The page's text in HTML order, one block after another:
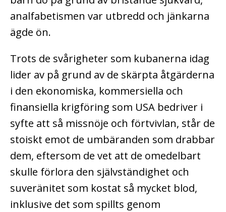
analfabetismen var utbredd och jänkarna
ägde ön.
Trots de svårigheter som kubanerna idag
lider av på grund av de skärpta åtgärderna
i den ekonomiska, kommersiella och
finansiella krigföring som USA bedriver i
syfte att så missnöje och förtvivlan, står de
stoiskt emot de umbäranden som drabbar
dem, eftersom de vet att de omedelbart
skulle förlora den självständighet och
suveränitet som kostat så mycket blod,
inklusive det som spillts genom